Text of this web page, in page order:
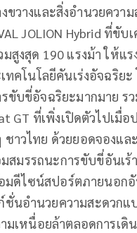
วางและสิ่งอำนวยควา
JOLION Hybrid ที่ขั
สูงสุด 190 แรงม้า ให้แ
ทคโนโลยีคันเร่งอัจฉริย
ขับขี่อัจฉริยะมากมาย ร
GT ที่เพิ่งเปิดตัวไปเ
วไทย ด้วยยอดจองแล
สมรรถนะการขับขี่อันเร้
มดีไซน์สปอร์ตภายนอก
ชั่นอำนวยความสะดวก
เหนื่อยล้าตลอดการเดิ